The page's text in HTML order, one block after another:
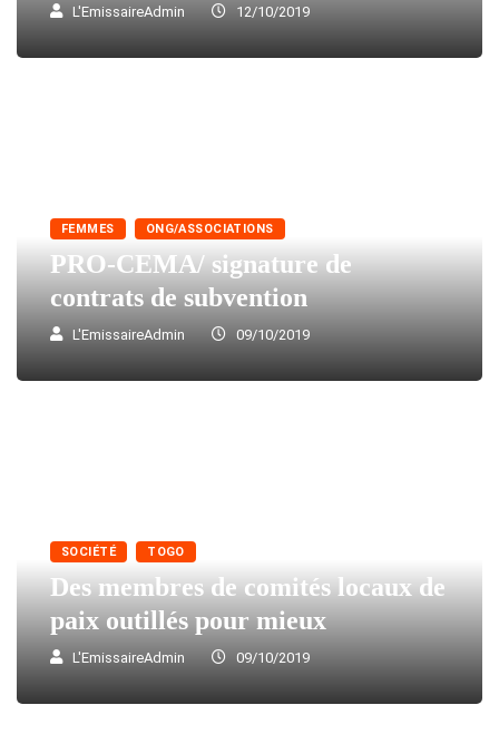
L'EmissaireAdmin 12/10/2019
FEMMES ONG/ASSOCIATIONS
PRO-CEMA/ signature de
contrats de subvention
L'EmissaireAdmin 09/10/2019
SOCIÉTÉ TOGO
Des membres de comités locaux de
paix outillés pour mieux
L'EmissaireAdmin 09/10/2019